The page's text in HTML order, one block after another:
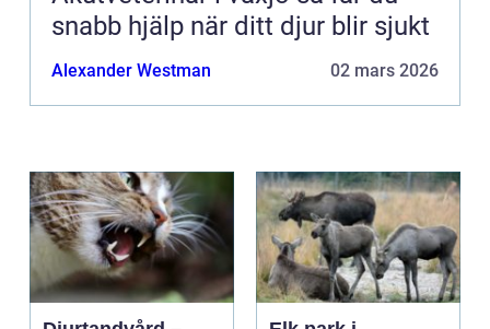
snabb hjälp när ditt djur blir sjukt
Alexander Westman 02 mars 2026